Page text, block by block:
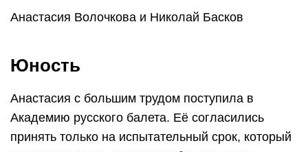
Анастасия Волочкова и Николай Басков
Юность
Анастасия с большим трудом поступила в
Академию русского балета. Её согласились
принять только на испытательный срок, который